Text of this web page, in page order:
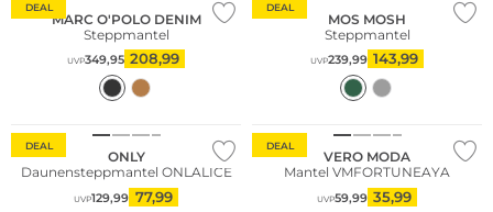
DEAL
MARC O'POLO DENIM
Steppmantel
UVP349,95 208,99
DEAL
MOS MOSH
Steppmantel
UVP239,99 143,99
DEAL
ONLY
Daunensteppmantel ONLALICE
UVP129,99 77,99
DEAL
VERO MODA
Mantel VMFORTUNEAYA
UVP59,99 35,99